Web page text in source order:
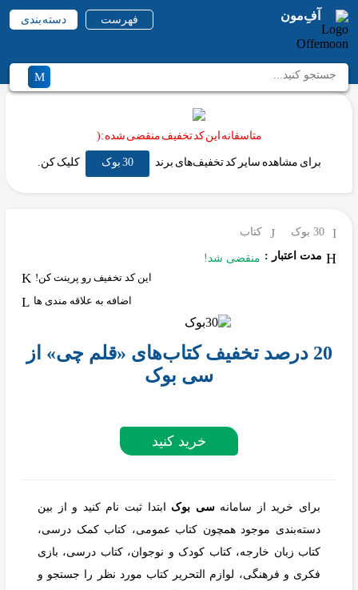
آفِ‌مون فهرست دسته بندی
متاسفانه این کد تخفیف منقضی شده :(
برای مشاهده سایر کد تخفیف‌های برند 30 بوک کلیک کن.
30 بوک
کتاب
مدت اعتبار : منقضی شد!
این کد تخفیف رو پرینت کن!
اضافه به علاقه مندی ها
20 درصد تخفیف کتاب‌های «قلم چی» از
سی بوک
خرید کنید
برای خرید از سامانهسی بوک ابتدا ثبت نام کنید و از بین
دسته‌بندی موجود همچون کتاب عمومی، کتاب کمک درسی،
کتاب زبان خارجه، کتاب کودک و نوجوان، کتاب درسی، بازی
فکری و فرهنگی، لوازم التحریر کتاب مورد نظر را جستجو و